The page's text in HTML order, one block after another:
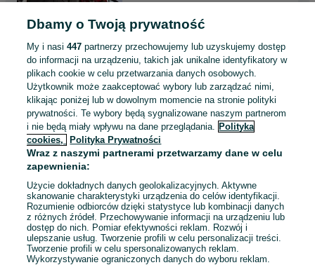
Kamień
02 sierpnia 2026
17,5 cali Tekna-Ikonic siodło
wszechstronne wymienne łeki
Id.826
2 800 zł
Kamień
02 sierpnia 2026
1 ... 12 ... 37
Dbamy o Twoją prywatność
My i nasi447 partnerzy przechowujemy lub uzyskujemy dostęp
do informacji na urządzeniu, takich jak unikalne identyfikatory w
plikach cookie w celu przetwarzania danych osobowych.
Użytkownik może zaakceptować wybory lub zarządzać nimi,
klikając poniżej lub w dowolnym momencie na stronie polityki
prywatności. Te wybory będą sygnalizowane naszym partnerom
i nie będą miały wpływu na dane przeglądania. Polityka
cookies,
Polityka Prywatności
Wraz z naszymi partnerami przetwarzamy dane w celu
zapewnienia:
Użycie dokładnych danych geolokalizacyjnych. Aktywne
skanowanie charakterystyki urządzenia do celów identyfikacji.
Rozumienie odbiorców dzięki statystyce lub kombinacji danych
z różnych źródeł. Przechowywanie informacji na urządzeniu lub
dostęp do nich. Pomiar efektywności reklam. Rozwój i
ulepszanie usług. Tworzenie profili w celu personalizacji treści.
Tworzenie profili w celu spersonalizowanych reklam.
Wykorzystywanie ograniczonych danych do wyboru reklam.